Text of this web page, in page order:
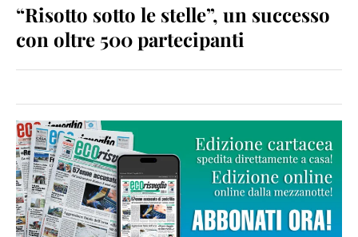
“Risotto sotto le stelle”, un successo
con oltre 500 partecipanti